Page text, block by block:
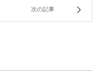
次の記事